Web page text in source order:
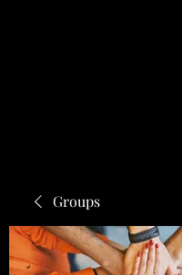
Groups